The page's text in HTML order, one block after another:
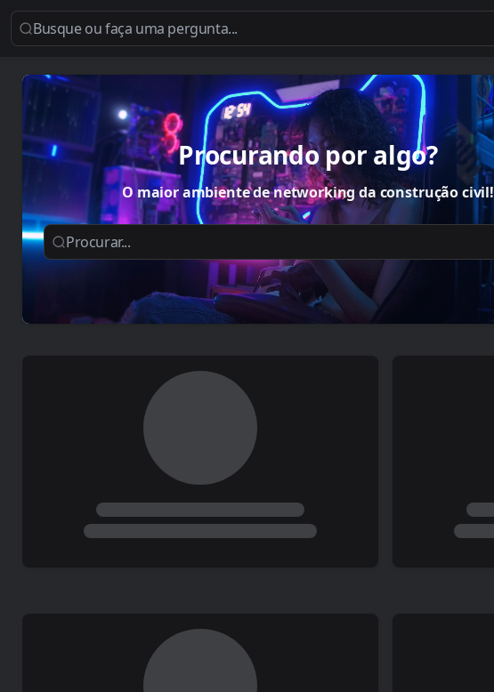
Procurando por algo?
O maior ambiente de networking da construção civil!